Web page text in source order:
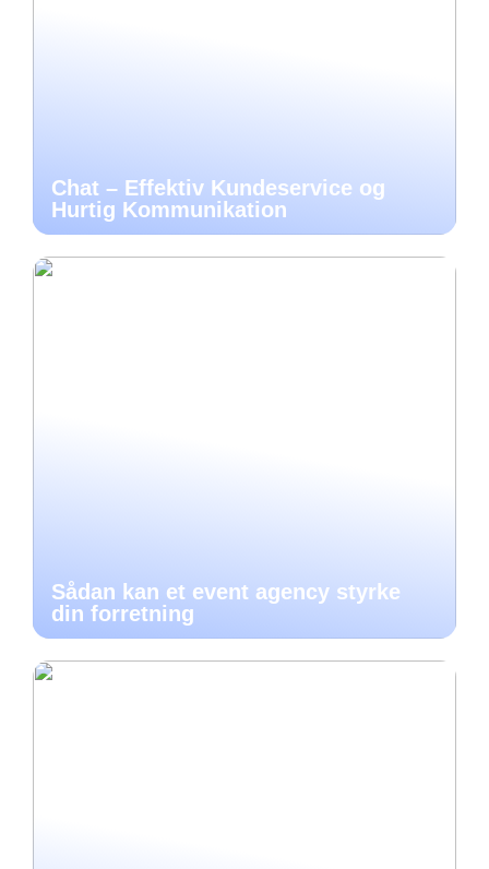
Chat – Effektiv Kundeservice og
Hurtig Kommunikation
Sådan kan et event agency styrke
din forretning